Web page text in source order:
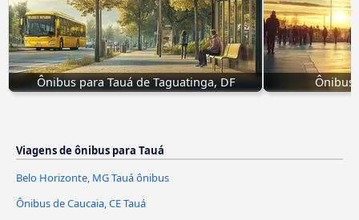
Ônibus para Tauá de Taguatinga, DF Ônibus
Viagens de ônibus para Tauá
Belo Horizonte, MG Tauá ônibus
Ônibus de Caucaia, CE Tauá